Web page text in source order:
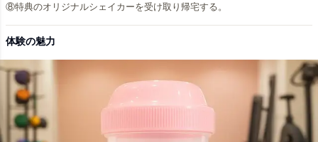
⑧特典のオリジナルシェイカーを受け取り帰宅する。
体験の魅力